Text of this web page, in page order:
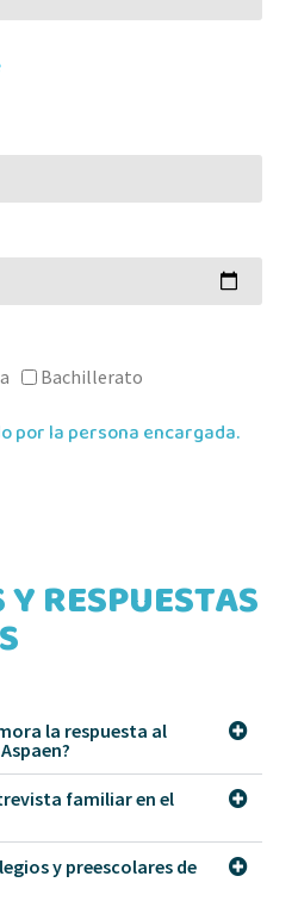
Bachillerato
por la persona encargada.
RESPUESTAS
la respuesta al
familiar en el
y preescolares de